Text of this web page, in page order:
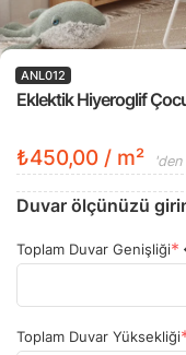
Eklektik Hiyeroglif
ANL012
₺450,00 / m²
Duvar ölçünüzü
Toplam Duvar Genişliği
Toplam Duvar Yüksekliği